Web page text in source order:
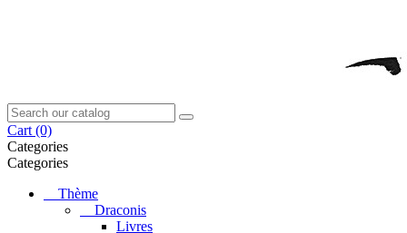
Cart (0)
Categories
Categories
Thème
Draconis
Livres